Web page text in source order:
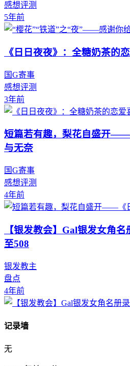
感想评测
5年前
《日日夜夜》：全糖奶茶的
国G寄事
感想评测
3年前
短篇若有趣，梨花自盛开
与无奈
国G寄事
感想评测
4年前
【银发教会】Gal银发女角
至508
银发教主
盘点
4年前
记录墙
无